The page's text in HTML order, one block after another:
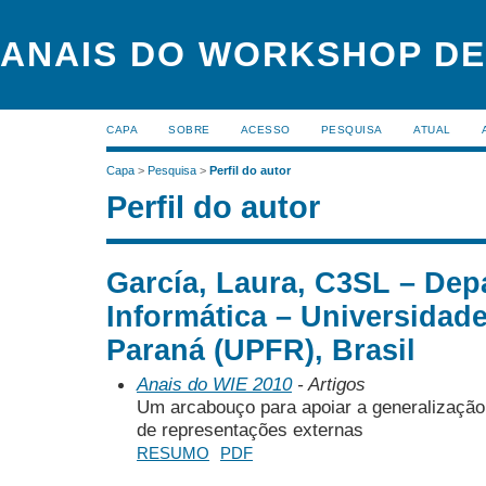
ANAIS DO WORKSHOP
CAPA SOBRE ACESSO PESQUISA ATUAL
Capa > Pesquisa > Perfil do autor
Perfil do autor
García, Laura, C3SL –
Informática –
Paraná (UPFR), Brasil
Anais do WIE 2010- Artigos
Um arcabouço para apoiar a
de representações externas
RESUMO PDF